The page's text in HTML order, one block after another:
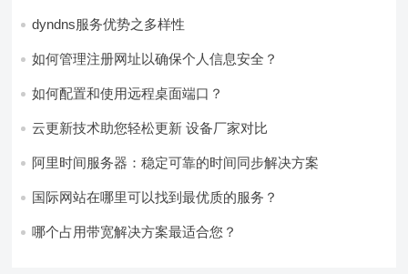
dyndns服务优势之多样性
如何管理注册网址以确保个人信息安全？
如何配置和使用远程桌面端口？
云更新技术助您轻松更新 设备厂家对比
阿里时间服务器：稳定可靠的时间同步解决方案
国际网站在哪里可以找到最优质的服务？
哪个占用带宽解决方案最适合您？